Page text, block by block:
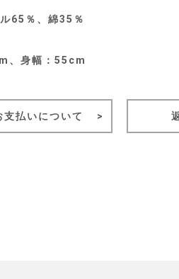
65％、綿35％
、身幅：55cm
支払いについて